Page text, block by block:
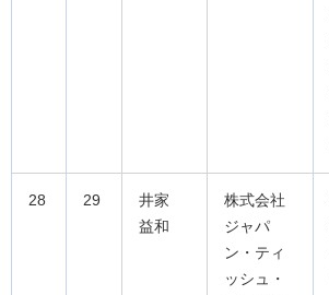
28 29
井家
益和
株式会社
ジャパ
ン・ティ
ッシュ・